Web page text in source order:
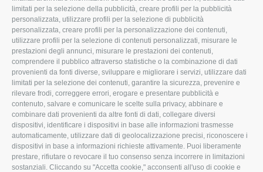
limitati per la selezione della pubblicità, creare profili per la pubblicità
personalizzata, utilizzare profili per la selezione di pubblicità
personalizzata, creare profili per la personalizzazione dei contenuti,
utilizzare profili per la selezione di contenuti personalizzati, misurare le
prestazioni degli annunci, misurare le prestazioni dei contenuti,
comprendere il pubblico attraverso statistiche o la combinazione di dati
provenienti da fonti diverse, sviluppare e migliorare i servizi, utilizzare dati
limitati per la selezione dei contenuti, garantire la sicurezza, prevenire e
rilevare frodi, correggere errori, erogare e presentare pubblicità e
contenuto, salvare e comunicare le scelte sulla privacy, abbinare e
combinare dati provenienti da altre fonti di dati, collegare diversi
dispositivi, identificare i dispositivi in base alle informazioni trasmesse
automaticamente, utilizzare dati di geolocalizzazione precisi, riconoscere i
dispositivi in base a informazioni richieste attivamente. Puoi liberamente
prestare, rifiutare o revocare il tuo consenso senza incorrere in limitazioni
sostanziali. Cliccando su "Accetta cookie," acconsenti all'uso di cookie e
Missione e Progetto
Organigramma aziendale
I Nostri Servizi
Uffici della Sede
provinciale
Le Sedi di Zona
Agricoltori S.r.l.
Whistleblowing
Confagricoltura Rovigo e
Agricoltori srl
Fiscale
Lavoro
Ambiente
Associazione
CONFAGRICOLTURA
ATTIVA
Notizie in evidenza
Eventi
Comunicati Stampa